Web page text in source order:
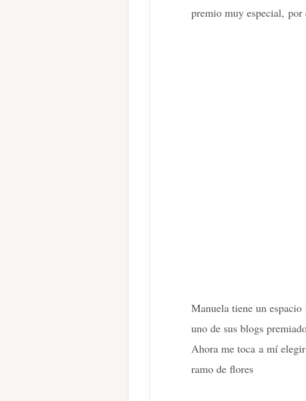
premio muy especial,
Manuela tiene un
uno de sus blogs
Ahora me toca a mí
ramo de flores